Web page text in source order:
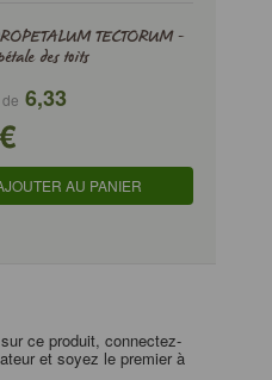
TECTORUM -
des toits
6,33
€
AU PANIER
ce produit, connectez-
et soyez le premier à